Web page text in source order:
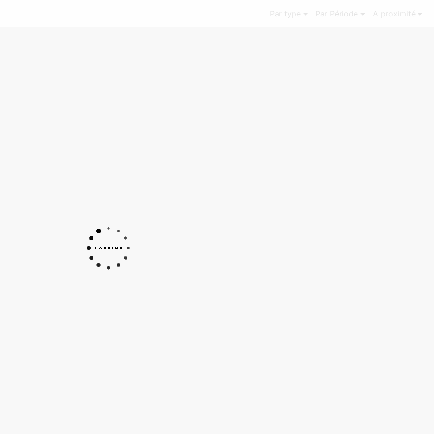
Par type Par Période A proximité